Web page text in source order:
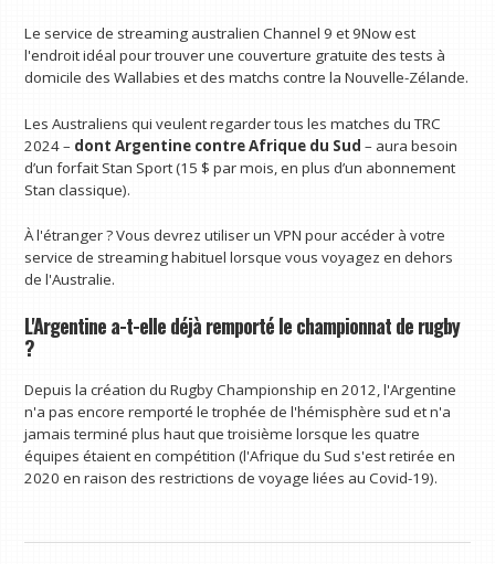
Le service de streaming australien Channel 9 et 9Now est
l'endroit idéal pour trouver une couverture gratuite des tests à
domicile des Wallabies et des matchs contre la Nouvelle-Zélande.
Les Australiens qui veulent regarder tous les matches du TRC
2024 – dont Argentine contre Afrique du Sud– aura besoin
d’un forfait Stan Sport (15 $ par mois, en plus d’un abonnement
Stan classique).
À l'étranger ? Vous devrez utiliser un VPN pour accéder à votre
service de streaming habituel lorsque vous voyagez en dehors
de l'Australie.
L'Argentine a-t-elle déjà remporté le championnat de rugby
?
Depuis la création du Rugby Championship en 2012, l'Argentine
n'a pas encore remporté le trophée de l'hémisphère sud et n'a
jamais terminé plus haut que troisième lorsque les quatre
équipes étaient en compétition (l'Afrique du Sud s'est retirée en
2020 en raison des restrictions de voyage liées au Covid-19).